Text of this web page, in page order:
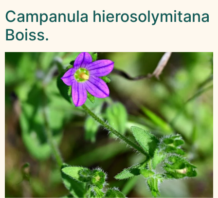
Campanula hierosolymitana
Boiss.